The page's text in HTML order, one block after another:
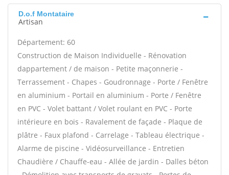
D.o.f Montataire
Artisan
Département: 60
Construction de Maison Individuelle - Rénovation
dappartement / de maison - Petite maçonnerie -
Terrassement - Chapes - Goudronnage - Porte / Fenêtre
en aluminium - Portail en aluminium - Porte / Fenêtre
en PVC - Volet battant / Volet roulant en PVC - Porte
intérieure en bois - Ravalement de façade - Plaque de
plâtre - Faux plafond - Carrelage - Tableau électrique -
Alarme de piscine - Vidéosurveillance - Entretien
Chaudière / Chauffe-eau - Allée de jardin - Dalles béton